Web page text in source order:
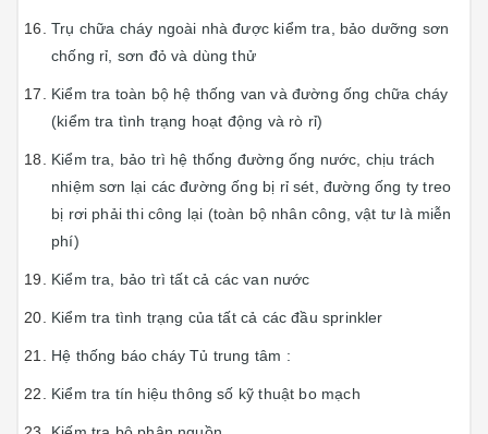
Trụ chữa cháy ngoài nhà được kiểm tra, bảo dưỡng sơn
chống rỉ, sơn đỏ và dùng thử
Kiểm tra toàn bộ hệ thống van và đường ống chữa cháy
(kiểm tra tình trạng hoạt động và rò rỉ)
Kiểm tra, bảo trì hệ thống đường ống nước, chịu trách
nhiệm sơn lại các đường ống bị rỉ sét, đường ống ty treo
bị rơi phải thi công lại (toàn bộ nhân công, vật tư là miễn
phí)
Kiểm tra, bảo trì tất cả các van nước
Kiểm tra tình trạng của tất cả các đầu sprinkler
Hệ thống báo cháy Tủ trung tâm :
Kiểm tra tín hiệu thông số kỹ thuật bo mạch